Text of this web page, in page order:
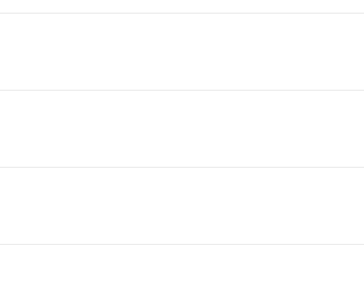
限制对方的高爆发输出，既能防止我方核心被集火秒掉又
宠物，同样能够拥有非常可怕的输出能力
若成功禁锢敌方，则自身会进入禁锢状态，持续2个回合